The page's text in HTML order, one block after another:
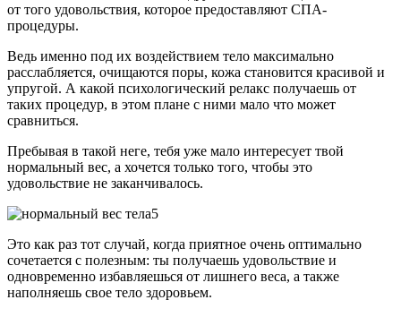
от того удовольствия, которое предоставляют СПА-
процедуры.
Ведь именно под их воздействием тело максимально
расслабляется, очищаются поры, кожа становится красивой и
упругой. А какой психологический релакс получаешь от
таких процедур, в этом плане с ними мало что может
сравниться.
Пребывая в такой неге, тебя уже мало интересует твой
нормальный вес, а хочется только того, чтобы это
удовольствие не заканчивалось.
Это как раз тот случай, когда приятное очень оптимально
сочетается с полезным: ты получаешь удовольствие и
одновременно избавляешься от лишнего веса, а также
наполняешь свое тело здоровьем.